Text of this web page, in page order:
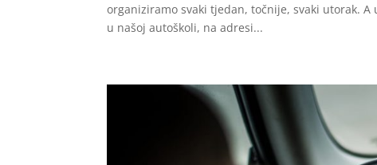
organiziramo svaki tjedan, točnije, svaki utorak.
u našoj autoškoli, na adresi...